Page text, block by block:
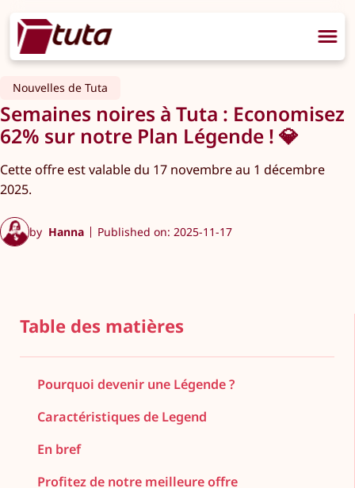
Nouvelles de Tuta
Semaines noires à Tuta : Economisez
62% sur notre Plan Légende ! 💎
Cette offre est valable du 17 novembre au 1 décembre
2025.
by Hanna Published on: 2025-11-17
Table des matières
Pourquoi devenir une Légende ?
Caractéristiques de Legend
En bref
Profitez de notre meilleure offre